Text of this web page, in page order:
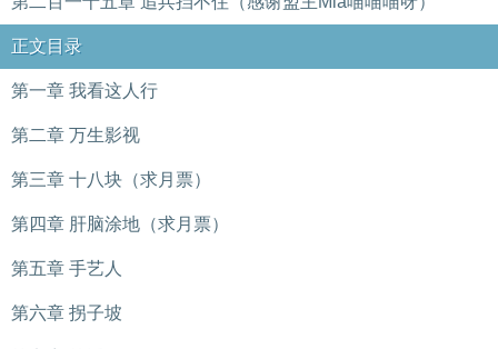
正文目录
第一章 我看这人行
第二章 万生影视
第三章 十八块（求月票）
第四章 肝脑涂地（求月票）
第五章 手艺人
第六章 拐子坡